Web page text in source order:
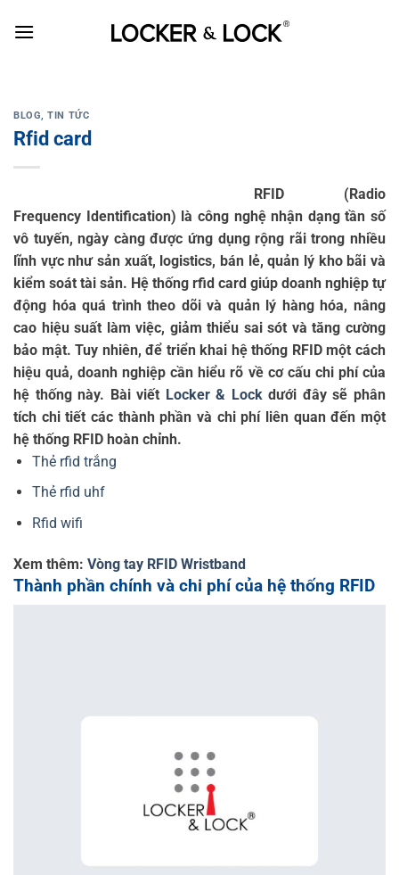
BLOG,TIN TỨC
Rfid card
RFID (Radio
Frequency Identification) là công nghệ nhận dạng tần số
vô tuyến, ngày càng được ứng dụng rộng rãi trong nhiều
lĩnh vực như sản xuất, logistics, bán lẻ, quản lý kho bãi và
kiểm soát tài sản. Hệ thống rfid card giúp doanh nghiệp tự
động hóa quá trình theo dõi và quản lý hàng hóa, nâng
cao hiệu suất làm việc, giảm thiểu sai sót và tăng cường
bảo mật. Tuy nhiên, để triển khai hệ thống RFID một cách
hiệu quả, doanh nghiệp cần hiểu rõ về cơ cấu chi phí của
hệ thống này. Bài viết Locker & Lockdưới đây sẽ phân
tích chi tiết các thành phần và chi phí liên quan đến một
hệ thống RFID hoàn chỉnh.
Thẻ rfid trắng
Thẻ rfid uhf
Rfid wifi
Xem thêm: Vòng tay RFID Wristband
Thành phần chính và chi phí của hệ thống RFID